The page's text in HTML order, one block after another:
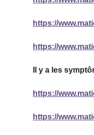
https://
https://
Il y a les
https://
https://